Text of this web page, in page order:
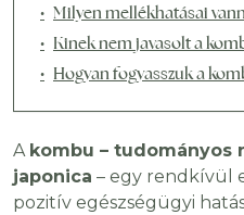
Milyen mellékhatásai
Kinek nem javasolt a
Hogyan fogyasszuk a
A kombu – tudományos
japonica – egy rendkívül
pozitív egészségügyi